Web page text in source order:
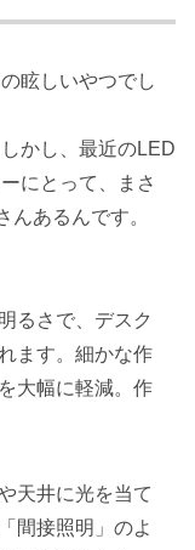
眩しいやつでし
かし、最近のLED
にとって、まさ
んあるんです。
るさで、デスク
ます。細かな作
大幅に軽減。作
天井に光を当て
間接照明」のよ